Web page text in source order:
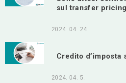
sul transfer
2024. 04. 24.
Credito d’imposta
2024. 04. 5.